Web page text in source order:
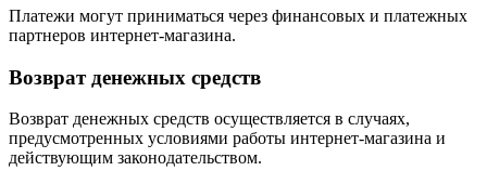
Платежи могут приниматься через финансовых и платежных
партнеров интернет-магазина.
Возврат денежных средств
Возврат денежных средств осуществляется в случаях,
предусмотренных условиями работы интернет-магазина и
действующим законодательством.